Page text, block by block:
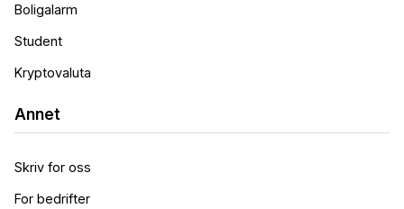
Boligalarm
Student
Kryptovaluta
Annet
Skriv for oss
For bedrifter